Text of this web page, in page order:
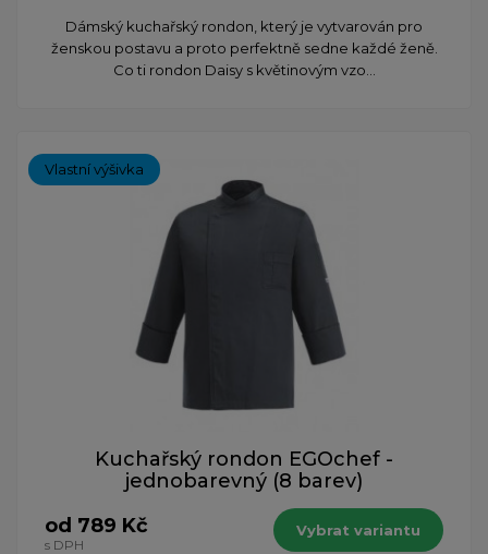
Dámský kuchařský rondon, který je vytvarován pro
ženskou postavu a proto perfektně sedne každé ženě.
Co ti rondon Daisy s květinovým vzo...
Vlastní výšivka
Kuchařský rondon EGOchef -
jednobarevný (8 barev)
od 789 Kč
s DPH
Vybrat variantu